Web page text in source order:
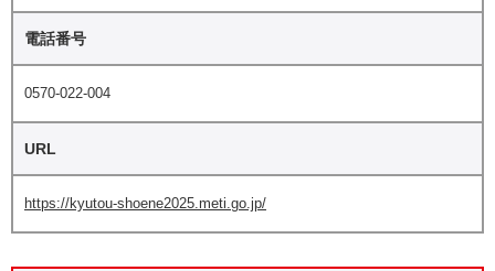
電話番号
0570-022-004
URL
https://kyutou-shoene2025.meti.go.jp/